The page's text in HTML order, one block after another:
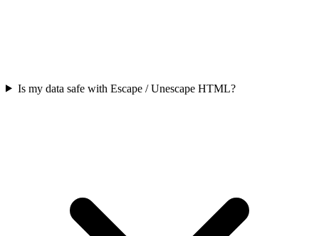
Is my data safe with Escape / Unescape HTML?